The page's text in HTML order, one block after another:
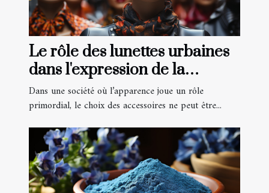
Le rôle des lunettes urbaines
dans l'expression de la
personnalité
Dans une société où l’apparence joue un rôle
primordial, le choix des accessoires ne peut être...